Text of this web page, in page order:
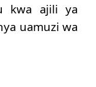
kwa ajili ya
uamuzi wa